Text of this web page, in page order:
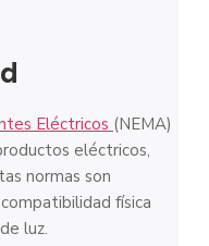
Eléctricos (NEMA)
eléctricos,
normas son
física
luz.